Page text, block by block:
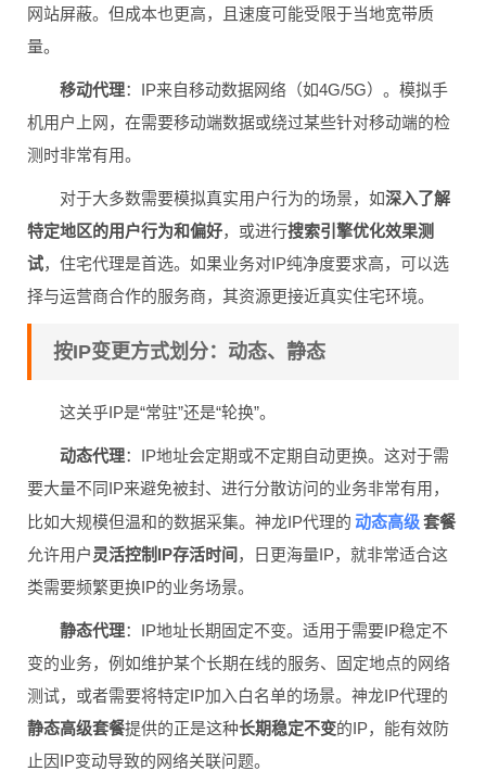
网站屏蔽。但成本也更高，且速度可能受限于当地宽带质
量。
移动代理：IP来自移动数据网络（如4G/5G）。模拟手
机用户上网，在需要移动端数据或绕过某些针对移动端的检
测时非常有用。
对于大多数需要模拟真实用户行为的场景，如深入了解
特定地区的用户行为和偏好，或进行搜索引擎优化效果测
试，住宅代理是首选。如果业务对IP纯净度要求高，可以选
择与运营商合作的服务商，其资源更接近真实住宅环境。
按IP变更方式划分：动态、静态
这关乎IP是“常驻”还是“轮换”。
动态代理：IP地址会定期或不定期自动更换。这对于需
要大量不同IP来避免被封、进行分散访问的业务非常有用，
比如大规模但温和的数据采集。神龙IP代理的 动态高级套餐
允许用户灵活控制IP存活时间 ，日更海量IP，就非常适合这
类需要频繁更换IP的业务场景。
静态代理：IP地址长期固定不变。适用于需要IP稳定不
变的业务，例如维护某个长期在线的服务、固定地点的网络
测试，或者需要将特定IP加入白名单的场景。神龙IP代理的
静态高级套餐提供的正是这种长期稳定不变的IP，能有效防
止因IP变动导致的网络关联问题。